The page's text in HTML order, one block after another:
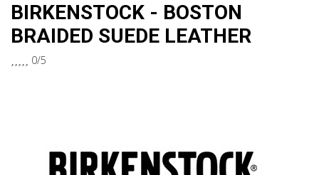
BIRKENSTOCK - BOSTON
BRAIDED SUEDE LEATHER
0/5